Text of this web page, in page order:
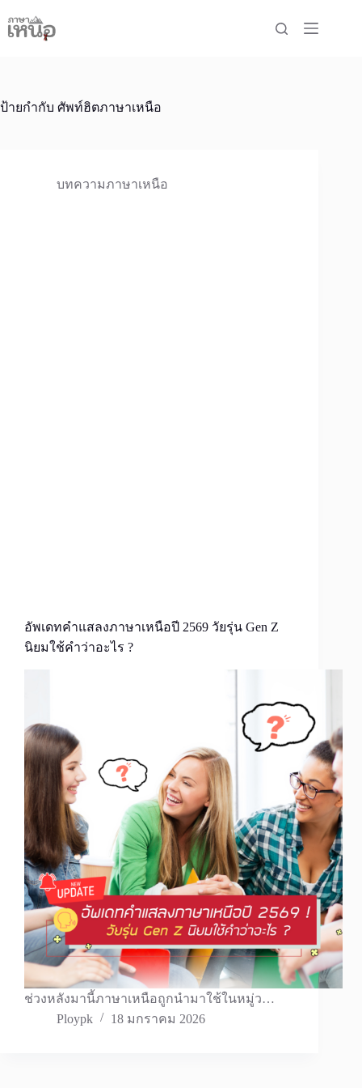
to
content
ป้ายกำกับ ศัพท์ฮิตภาษาเหนือ
บทความภาษาเหนือ
อัพเดทคำแสลงภาษาเหนือปี 2569 วัยรุ่น Gen Z
นิยมใช้คำว่าอะไร ?
ช่วงหลังมานี้ภาษาเหนือถูกนำมาใช้ในหมู่ว…
Ploypk
18 มกราคม 2026